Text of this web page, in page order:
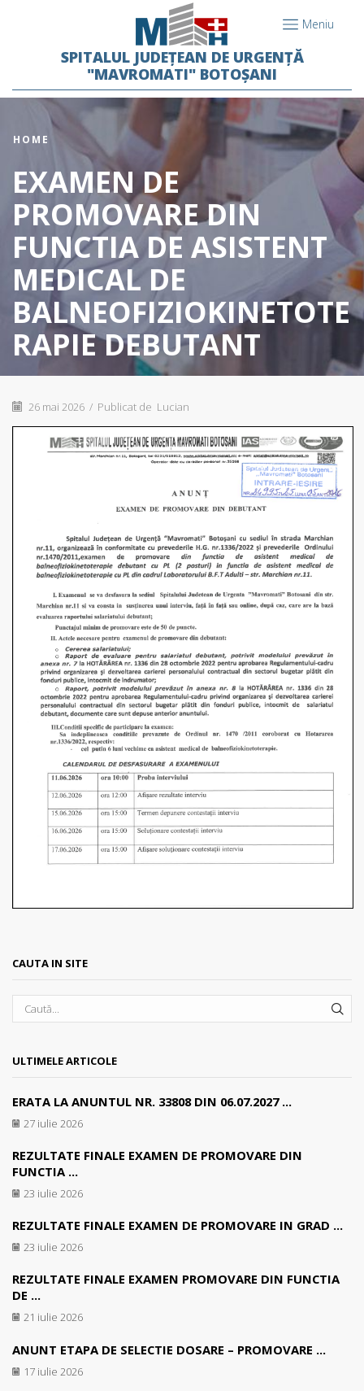
Meniu
SPITALUL JUDEȚEAN DE URGENȚĂ
"MAVROMATI" BOTOȘANI
HOME
EXAMEN DE
PROMOVARE DIN
FUNCTIA DE ASISTENT
MEDICAL DE
BALNEOFIZIOKINETOTE
RAPIE DEBUTANT
26 mai 2026 / Publicat de Lucian
CAUTA IN SITE
ULTIMELE ARTICOLE
ERATA LA ANUNTUL NR. 33808 DIN 06.07.2027 ...
27 iulie 2026
REZULTATE FINALE EXAMEN DE PROMOVARE DIN
FUNCTIA ...
23 iulie 2026
REZULTATE FINALE EXAMEN DE PROMOVARE IN GRAD ...
23 iulie 2026
REZULTATE FINALE EXAMEN PROMOVARE DIN FUNCTIA
DE ...
21 iulie 2026
ANUNT ETAPA DE SELECTIE DOSARE – PROMOVARE ...
17 iulie 2026